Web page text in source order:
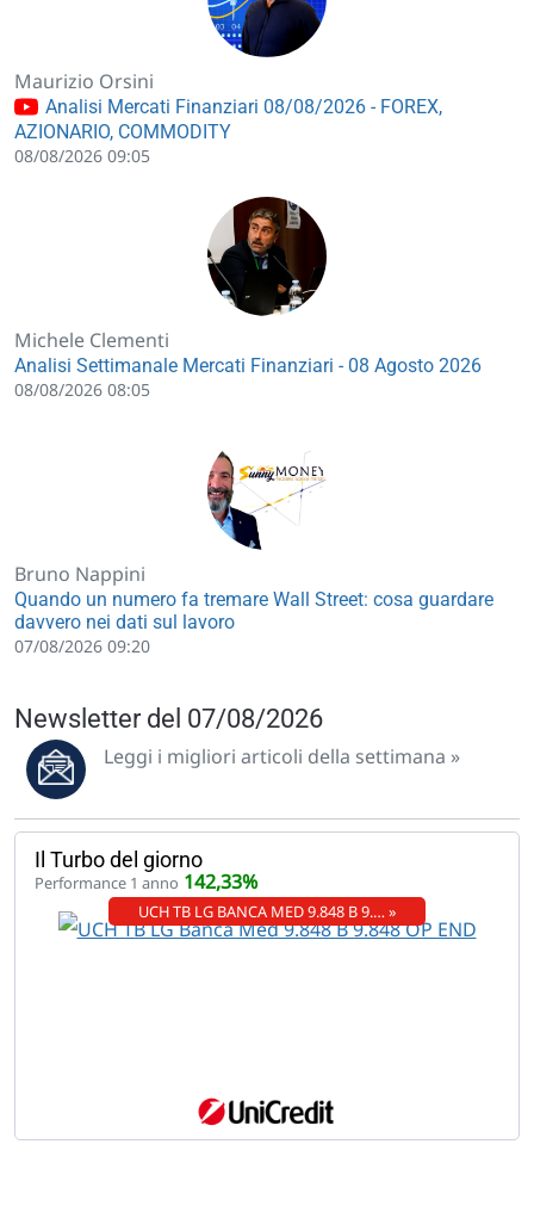
Maurizio Orsini
Analisi Mercati Finanziari 08/08/2026 - FOREX,
AZIONARIO, COMMODITY
08/08/2026 09:05
Michele Clementi
Analisi Settimanale Mercati Finanziari - 08 Agosto 2026
08/08/2026 08:05
Bruno Nappini
Quando un numero fa tremare Wall Street: cosa guardare
davvero nei dati sul lavoro
07/08/2026 09:20
Newsletter del 07/08/2026
Leggi i migliori articoli della settimana »
Il Turbo del giorno
Performance 1 anno 142,33%
UCH TB LG BANCA MED 9.848 B 9.… »